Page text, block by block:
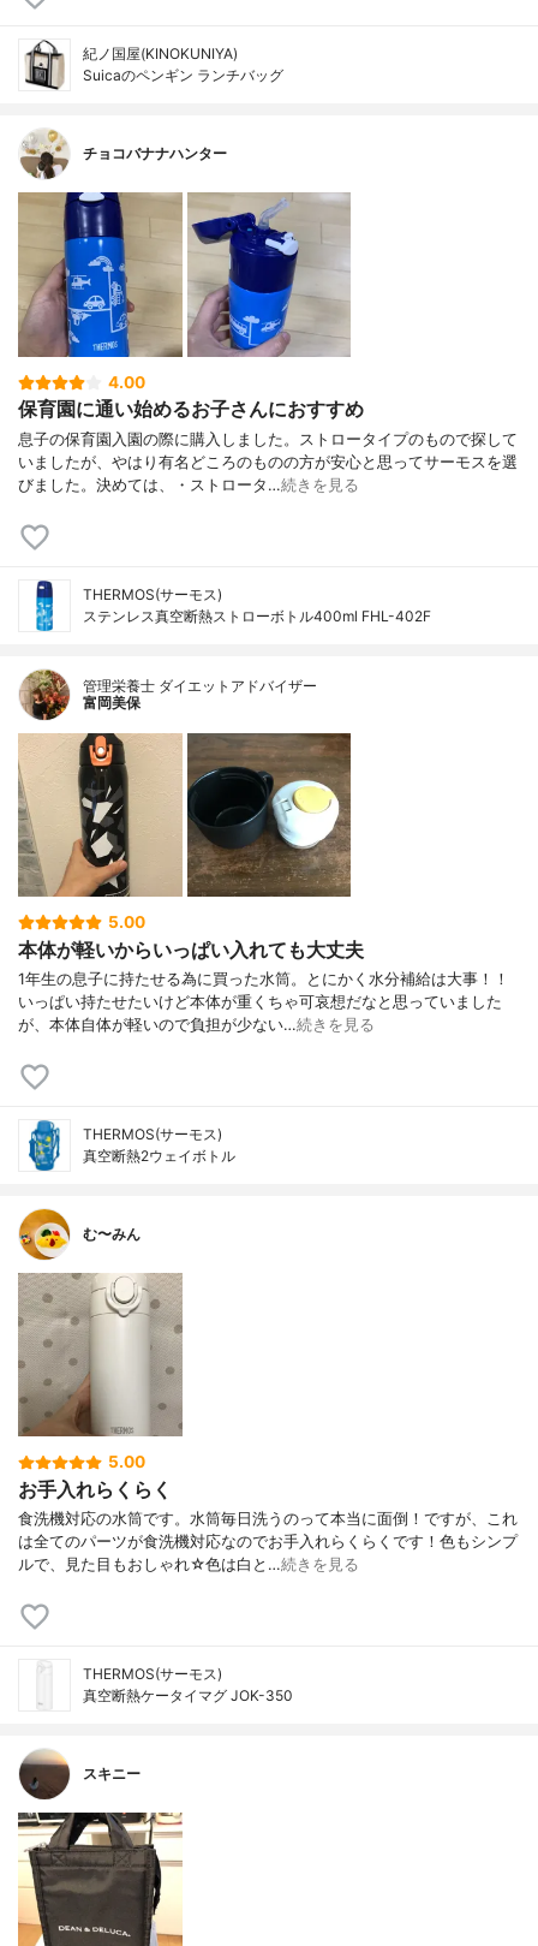
紀ノ国屋(KINOKUNIYA)
Suicaのペンギン ランチバッグ
チョコバナナハンター
4.00
保育園に通い始めるお子さんにおすすめ
息子の保育園入園の際に購入しました。ストロータイプのもので探して
いましたが、やはり有名どころのものの方が安心と思ってサーモスを選
びました。決めては、・ストロータ…続きを見る
THERMOS(サーモス)
ステンレス真空断熱ストローボトル400ml FHL-402F
管理栄養士 ダイエットアドバイザー
富岡美保
5.00
本体が軽いからいっぱい入れても大丈夫
1年生の息子に持たせる為に買った水筒。とにかく水分補給は大事！！
いっぱい持たせたいけど本体が重くちゃ可哀想だなと思っていました
が、本体自体が軽いので負担が少ない…続きを見る
THERMOS(サーモス)
真空断熱2ウェイボトル
む〜みん
5.00
お手入れらくらく
食洗機対応の水筒です。水筒毎日洗うのって本当に面倒！ですが、これ
は全てのパーツが食洗機対応なのでお手入れらくらくです！色もシンプ
ルで、見た目もおしゃれ☆色は白と…続きを見る
THERMOS(サーモス)
真空断熱ケータイマグ JOK-350
スキニー